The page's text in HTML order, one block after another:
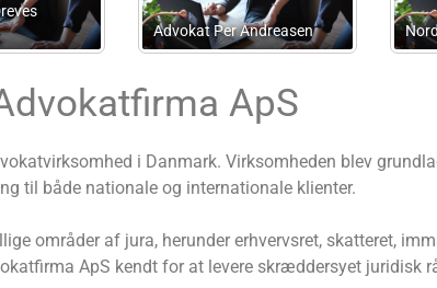
Tax,
Advokat (H) Johan
Schwarz-Nielsen
ApS
i Danmark. Virksomheden blev
til både nationale og internationale klienter.
områder af jura, herunder erhvervsret, skatteret,
ApS kendt for at levere skræddersyet juridisk